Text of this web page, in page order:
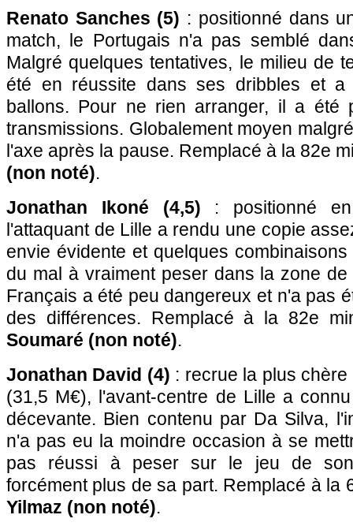
Renato Sanches (5) : positionné dans
match, le Portugais n'a pas semblé
Malgré quelques tentatives, le milieu de
été en réussite dans ses dribbles et a
ballons. Pour ne rien arranger, il a été
transmissions. Globalement moyen
l'axe après la pause. Remplacé à la 82e
(non noté).
Jonathan Ikoné (4,5) : positionné
l'attaquant de Lille a rendu une copie
envie évidente et quelques
du mal à vraiment peser dans la zone
Français a été peu dangereux et n'a pas
des différences. Remplacé à la 82e
Soumaré (non noté).
Jonathan David (4) : recrue la plus
(31,5 M€), l'avant-centre de Lille a
décevante. Bien contenu par Da Silva,
n'a pas eu la moindre occasion à se
pas réussi à peser sur le jeu de
forcément plus de sa part. Remplacé à la
Yilmaz (non noté).